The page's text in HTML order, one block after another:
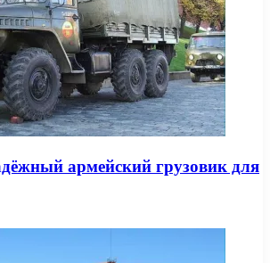
армейский грузовик для